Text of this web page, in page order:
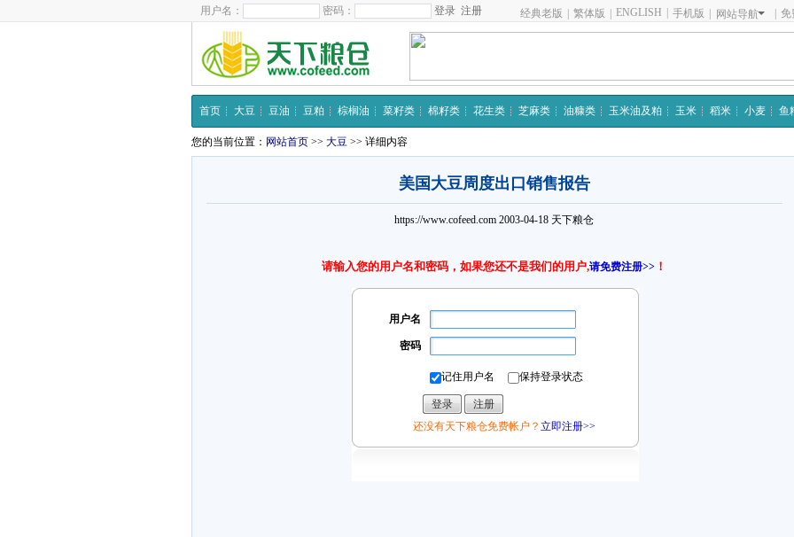
用户名： 密码： 注册 经典老版 繁体版 ENGLISH 手机版 网站导航 免
首页 大豆 豆油 豆粕 棕榈油 菜籽类 棉籽类 花生类 芝麻类 油糠类 玉米油及粕 玉米 稻米 小麦 鱼
您的当前位置： 网站首页 >> 大豆 >> 详细内容
美国大豆周度出口销售报告
https://www.cofeed.com 2003-04-18 天下粮仓
请输入您的用户名和密码，如果您还不是我们的用户,请免费注册>> ！
用户名
密码
记住用户名 保持登录状态
还没有天下粮仓免费帐户？ 立即注册>>